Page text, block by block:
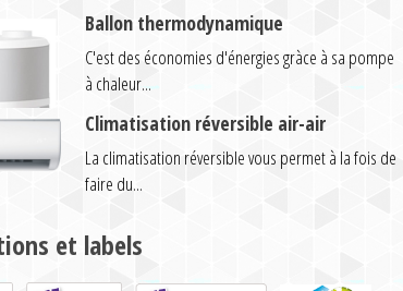
Ballon thermodynamique
C'est des économies d'énergies gràce à sa pompe
à chaleur...
Climatisation réversible air-air
La climatisation réversible vous permet à la fois de
faire du...
et labels